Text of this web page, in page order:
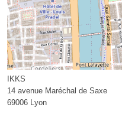
IKKS
14 avenue Maréchal de Saxe
69006 Lyon